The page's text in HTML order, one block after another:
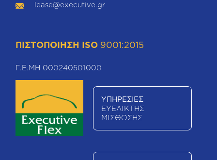
lease@executive.gr
ΠΙΣΤΟΠΟΙΗΣΗ ISO 9001:2015
Γ.Ε.ΜΗ 000240501000
ΥΠΗΡΕΣΙΕΣ
ΕΥΕΛΙΚΤΗΣ
ΜΙΣΘΩΣΗΣ